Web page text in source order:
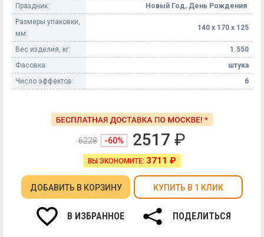
Праздник:
Новый Год, День Рождения
Размеры упаковки,
мм:
140 х 170 х 125
Вес изделия, кг:
1.550
Фасовка:
штука
Число эффектов:
6
6228 -60% 2517 ₽
ВЫ ЭКОНОМИТЕ: 3711 ₽
ДОБАВИТЬ В КОРЗИНУ КУПИТЬ В 1 КЛИК
В ИЗБРАННОЕ ПОДЕЛИТЬСЯ